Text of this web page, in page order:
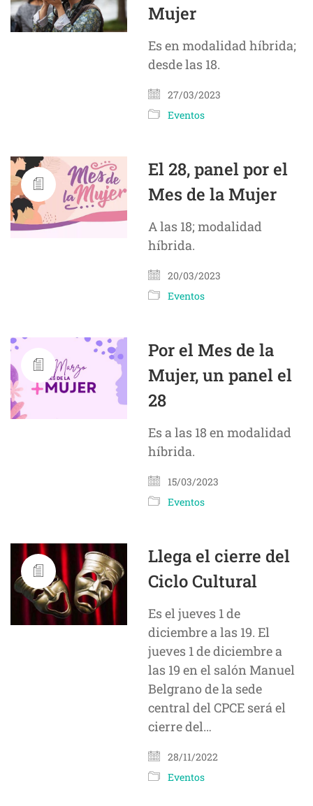
Mujer
Es en modalidad híbrida;
desde las 18.
27/03/2023
Eventos
El 28, panel por el
Mes de la Mujer
A las 18; modalidad
híbrida.
20/03/2023
Eventos
Por el Mes de la
Mujer, un panel el
28
Es a las 18 en modalidad
híbrida.
15/03/2023
Eventos
Llega el cierre del
Ciclo Cultural
Es el jueves 1 de
diciembre a las 19. El
jueves 1 de diciembre a
las 19 en el salón Manuel
Belgrano de la sede
central del CPCE será el
cierre del…
28/11/2022
Eventos